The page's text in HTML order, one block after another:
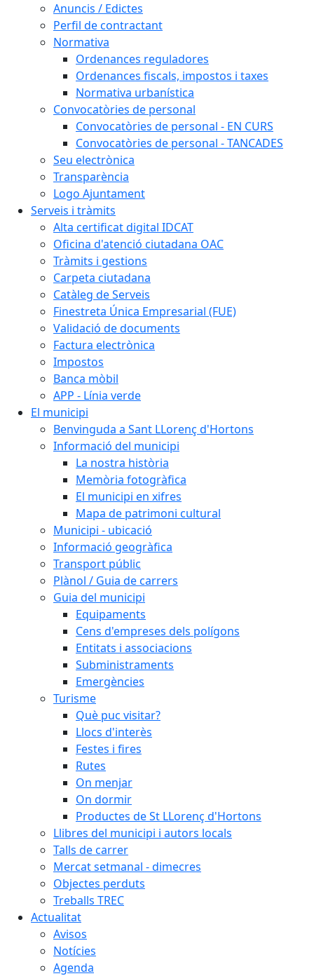
Anuncis / Edictes
Perfil de contractant
Normativa
Ordenances reguladores
Ordenances fiscals, impostos i taxes
Normativa urbanística
Convocatòries de personal
Convocatòries de personal - EN CURS
Convocatòries de personal - TANCADES
Seu electrònica
Transparència
Logo Ajuntament
Serveis i tràmits
Alta certificat digital IDCAT
Oficina d'atenció ciutadana OAC
Tràmits i gestions
Carpeta ciutadana
Catàleg de Serveis
Finestreta Única Empresarial (FUE)
Validació de documents
Factura electrònica
Impostos
Banca mòbil
APP - Línia verde
El municipi
Benvinguda a Sant LLorenç d'Hortons
Informació del municipi
La nostra història
Memòria fotogràfica
El municipi en xifres
Mapa de patrimoni cultural
Municipi - ubicació
Informació geogràfica
Transport públic
Plànol / Guia de carrers
Guia del municipi
Equipaments
Cens d'empreses dels polígons
Entitats i associacions
Subministraments
Emergències
Turisme
Què puc visitar?
Llocs d'interès
Festes i fires
Rutes
On menjar
On dormir
Productes de St LLorenç d'Hortons
Llibres del municipi i autors locals
Talls de carrer
Mercat setmanal - dimecres
Objectes perduts
Treballs TREC
Actualitat
Avisos
Notícies
Agenda